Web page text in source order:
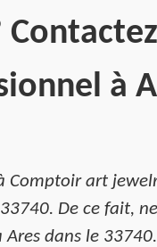
Contactez
à
Comptoir art
De ce fait,
dans le